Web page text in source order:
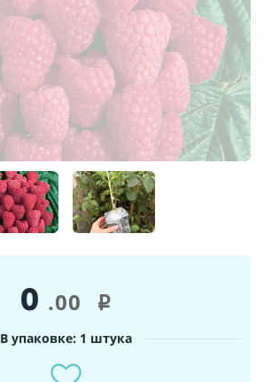
0 .00 i
В упаковке: 1 штука